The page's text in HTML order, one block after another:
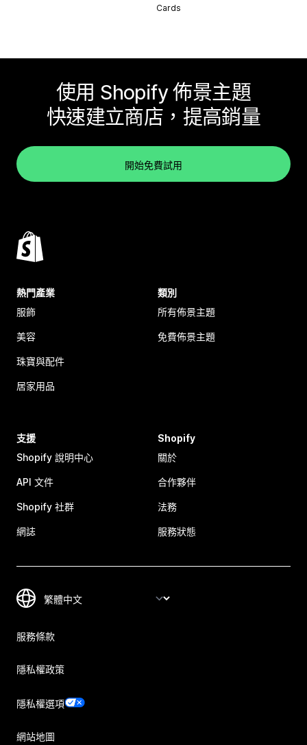
Cards
使用 Shopify 佈景主題
快速建立商店，提高銷量
開始免費試用
熱門產業
服飾
美容
珠寶與配件
居家用品
類別
所有佈景主題
免費佈景主題
支援
Shopify 說明中心
API 文件
Shopify 社群
網誌
Shopify
關於
合作夥伴
法務
服務狀態
服務條款
隱私權政策
隱私權選項
網站地圖